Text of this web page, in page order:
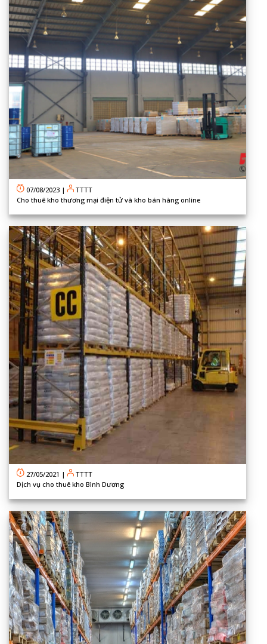
07/08/2023 |
TTTT
Cho thuê kho thương mại điện tử và kho bán hàng online
27/05/2021 |
TTTT
Dịch vụ cho thuê kho Bình Dương